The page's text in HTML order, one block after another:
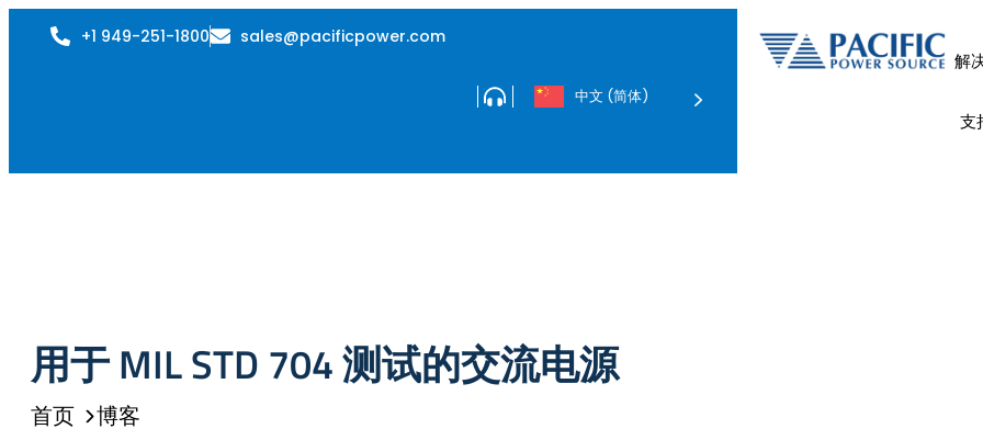
+1 949-251-1800 sales@pacificpower.com
中文 (简体)
解
支
用于 MIL STD 704 测试的交流电源
首页 博客